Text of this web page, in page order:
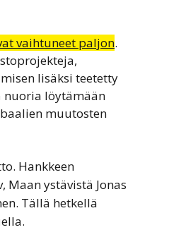
vaihtuneet paljon.
lisäksi teetetty
nuoria löytämään
muutosten
Hankkeen
Maan ystävistä Jonas
Tällä hetkellä